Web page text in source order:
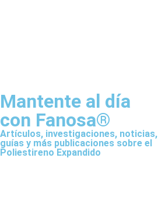
Mantente al día
con Fanosa®
Artículos, investigaciones, noticias,
guías y más publicaciones sobre el
Poliestireno Expandido